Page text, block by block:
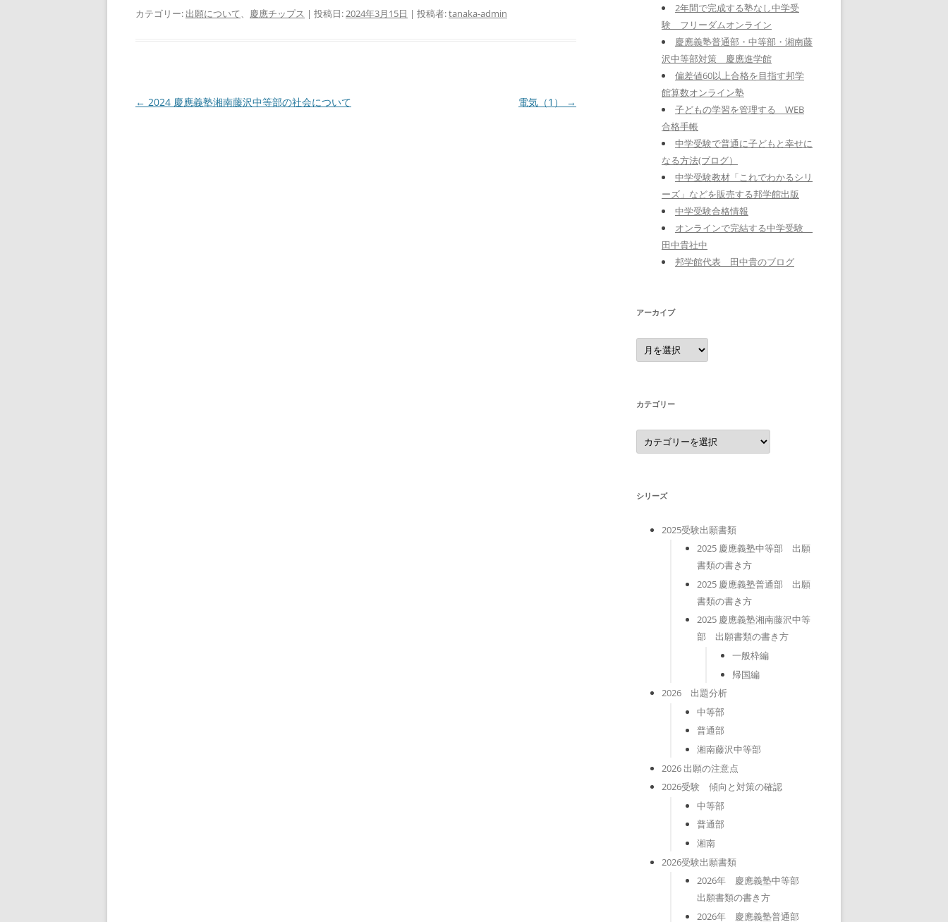
カテゴリー: 出願について、 慶應チップス | 投稿日:2024年3月15日 | 投稿者:tanaka-admin
投
← 2024 慶應義塾湘南藤沢中等部の社会について 電気（1） →
2年間で完成する塾なし中学受
験 フリーダムオンライン
慶應義塾普通部・中等部・湘南藤
沢中等部対策 慶應進学館
偏差値60以上合格を目指す邦学
館算数オンライン塾
子どもの学習を管理する WEB
合格手帳
中学受験で普通に子どもと幸せに
なる方法(ブログ）
中学受験教材「これでわかるシリ
ーズ」などを販売する邦学館出版
中学受験合格情報
オンラインで完結する中学受験
田中貴社中
邦学館代表 田中貴のブログ
アーカイブ
ア
ー
カ
カテゴリー
カ
テ
ゴ
シリーズ
2025受験出願書類
2025 慶應義塾中等部 出願
書類の書き方
2025 慶應義塾普通部 出願
書類の書き方
2025 慶應義塾湘南藤沢中等
部 出願書類の書き方
一般枠編
帰国編
2026 出題分析
中等部
普通部
湘南藤沢中等部
2026 出願の注意点
2026受験 傾向と対策の確認
中等部
普通部
湘南
2026受験出願書類
2026年 慶應義塾中等部
出願書類の書き方
2026年 慶應義塾普通部